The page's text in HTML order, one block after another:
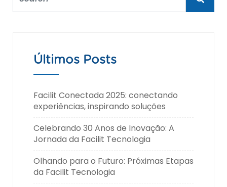
Últimos Posts
Facilit Conectada 2025: conectando
experiências, inspirando soluções
Celebrando 30 Anos de Inovação: A
Jornada da Facilit Tecnologia
Olhando para o Futuro: Próximas Etapas
da Facilit Tecnologia